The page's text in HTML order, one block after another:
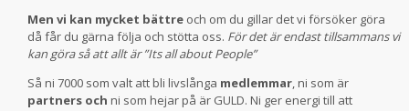
Men vi kan mycket bättre och om du gillar det vi försöker göra
då får du gärna följa och stötta oss. För det är endast tillsammans vi
kan göra så att allt är ”Its all about People”
Så ni 7000 som valt att bli livslånga medlemmar, ni som är
partners och ni som hejar på är GULD. Ni ger energi till att